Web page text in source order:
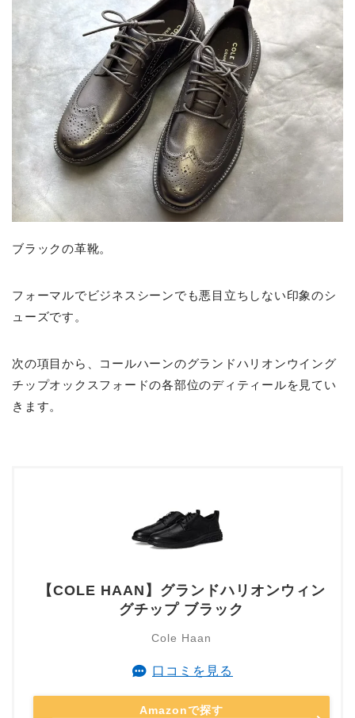
ブラックの革靴。
フォーマルでビジネスシーンでも悪目立ちしない印象のシ
ューズです。
次の項目から、コールハーンのグランドハリオンウイング
チップオックスフォードの各部位のディティールを見てい
きます。
【COLE HAAN】グランドハリオンウィン
グチップ ブラック
Cole Haan
口コミを見る
Amazonで探す